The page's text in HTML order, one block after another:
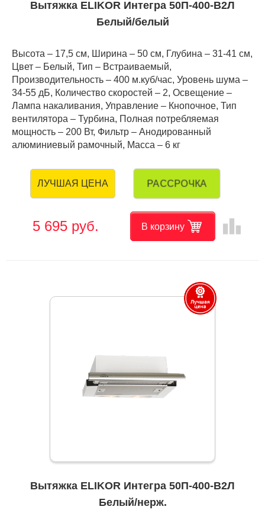
Вытяжка ELIKOR Интегра 50П-400-В2Л
Белый/белый
Высота – 17,5 см, Ширина – 50 см, Глубина – 31-41 см,
Цвет – Белый, Тип – Встраиваемый,
Производительность – 400 м.куб/час, Уровень шума –
34-55 дБ, Количество скоростей – 2, Освещение –
Лампа накаливания, Управление – Кнопочное, Тип
вентилятора – Турбина, Полная потребляемая
мощность – 200 Вт, Фильтр – Анодированный
алюминиевый рамочный, Масса – 6 кг
ЛУЧШАЯ ЦЕНА РАССРОЧКА
5 695 руб. В корзину leaderboard
Вытяжка ELIKOR Интегра 50П-400-В2Л
Белый/нерж.